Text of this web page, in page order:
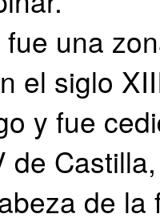
una
el siglo
y fue
de
de